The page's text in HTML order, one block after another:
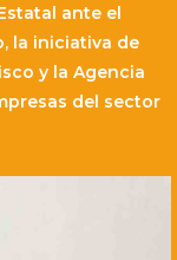
ante el
la iniciativa de
y la Agencia
del sector